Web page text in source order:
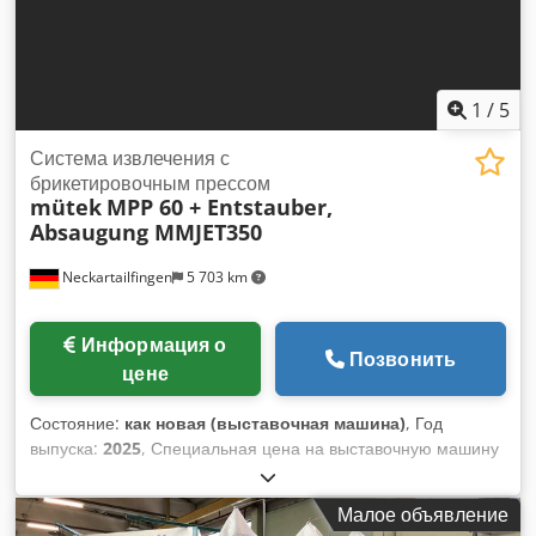
1 / 5
Neckartailfingen 5 703 km
Система извлечения с
брикетировочным прессом
mütek MPP 60 + Entstauber,
Absaugung MMJET350
цене
Позвонить
Состояние: как новая (выставочная машина), Год
выпуска: 2025, Специальная цена на выставочную машину
*Доступно по запросу Новинка: С опцией частотного
преобразователя доступно до 45% государственных
субсидий. Комбинация: брикетировочный пресс mütek MPP
Малое объявление